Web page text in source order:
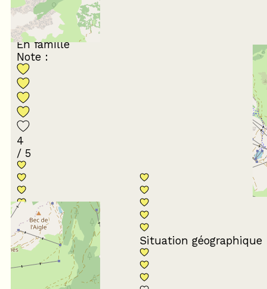
Juillet 2026
alain
65 ans et plus
En famille
Note :
4
/ 5
Conformité du
descriptif
Situation géographique